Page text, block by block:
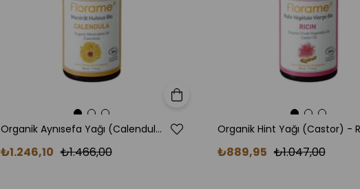
hazırlanır.
düzeyine
4. Etik
Hayvanlar
ve
Kimler İçin
- Hassas cilt
Organik Aynısefa Yağı (Calendula officinalis) 50 ml
₺1.246,10 ₺1.466,00
Sepete Ekle
₺889,95 ₺1.047,00